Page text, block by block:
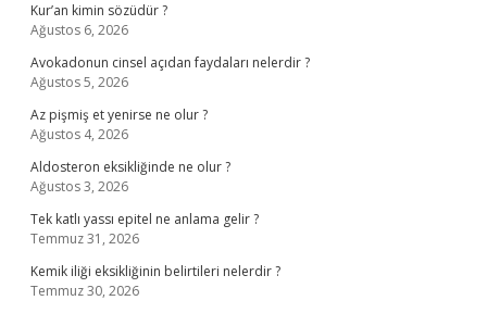
Kur’an kimin sözüdür ?
Ağustos 6, 2026
Avokadonun cinsel açıdan faydaları nelerdir ?
Ağustos 5, 2026
Az pişmiş et yenirse ne olur ?
Ağustos 4, 2026
Aldosteron eksikliğinde ne olur ?
Ağustos 3, 2026
Tek katlı yassı epitel ne anlama gelir ?
Temmuz 31, 2026
Kemik iliği eksikliğinin belirtileri nelerdir ?
Temmuz 30, 2026